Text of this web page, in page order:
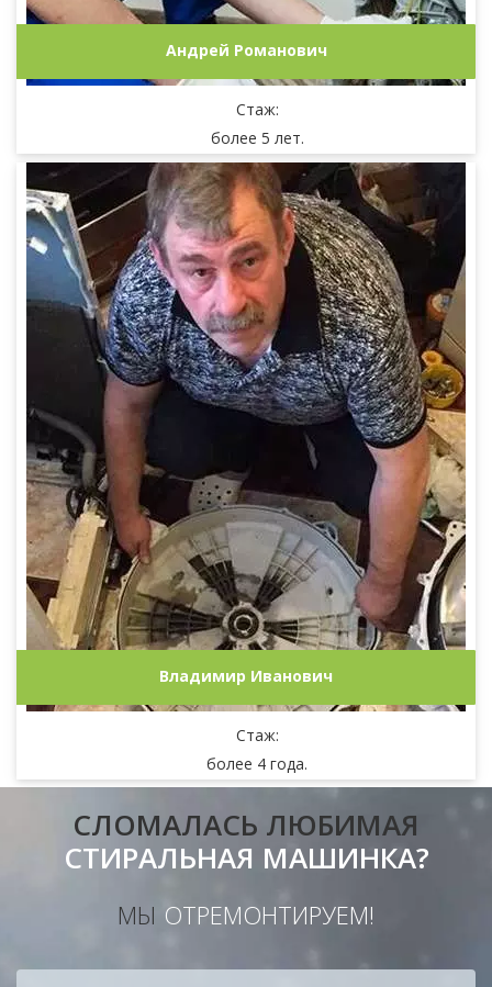
Андрей Романович
Стаж:
более 5 лет.
Владимир Иванович
Стаж:
более 4 года.
СЛОМАЛАСЬ ЛЮБИМАЯ
СТИРАЛЬНАЯ МАШИНКА?
МЫ ОТРЕМОНТИРУЕМ!